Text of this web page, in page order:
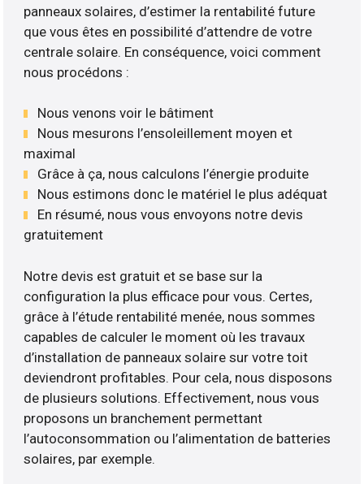
panneaux solaires, d’estimer la rentabilité future
que vous êtes en possibilité d’attendre de votre
centrale solaire. En conséquence, voici comment
nous procédons :
Nous venons voir le bâtiment
Nous mesurons l’ensoleillement moyen et
maximal
Grâce à ça, nous calculons l’énergie produite
Nous estimons donc le matériel le plus adéquat
En résumé, nous vous envoyons notre devis
gratuitement
Notre devis est gratuit et se base sur la
configuration la plus efficace pour vous. Certes,
grâce à l’étude rentabilité menée, nous sommes
capables de calculer le moment où les travaux
d’installation de panneaux solaire sur votre toit
deviendront profitables. Pour cela, nous disposons
de plusieurs solutions. Effectivement, nous vous
proposons un branchement permettant
l’autoconsommation ou l’alimentation de batteries
solaires, par exemple.